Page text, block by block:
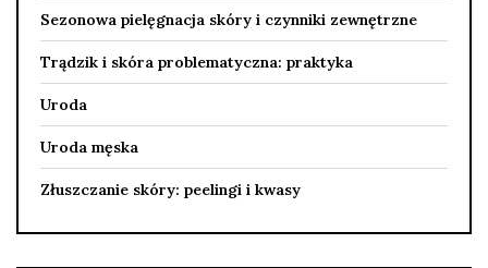
Sezonowa pielęgnacja skóry i czynniki zewnętrzne
Trądzik i skóra problematyczna: praktyka
Uroda
Uroda męska
Złuszczanie skóry: peelingi i kwasy